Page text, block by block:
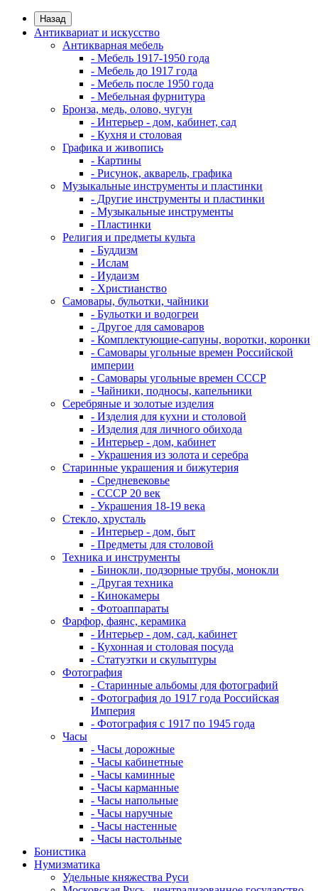
Назад
Антиквариат и искусство
Антикварная мебель
- Мебель 1917-1950 года
- Мебель до 1917 года
- Мебель после 1950 года
- Мебельная фурнитура
Бронза, медь, олово, чугун
- Интерьер - дом, кабинет, сад
- Кухня и столовая
Графика и живопись
- Картины
- Рисунок, акварель, графика
Музыкальные инструменты и пластинки
- Другие инструменты и пластинки
- Музыкальные инструменты
- Пластинки
Религия и предметы культа
- Буддизм
- Ислам
- Иудаизм
- Христианство
Самовары, бульотки, чайники
- Бульотки и водогреи
- Другое для самоваров
- Комплектующие-сапуны, воротки, коронки
- Самовары угольные времен Российской
империи
- Самовары угольные времен СССР
- Чайники, подносы, капельники
Серебряные и золотые изделия
- Изделия для кухни и столовой
- Изделия для личного обихода
- Интерьер - дом, кабинет
- Украшения из золота и серебра
Старинные украшения и бижутерия
- Средневековье
- СССР 20 век
- Украшения 18-19 века
Стекло, хрусталь
- Интерьер - дом, быт
- Предметы для столовой
Техника и инструменты
- Бинокли, подзорные трубы, монокли
- Другая техника
- Кинокамеры
- Фотоаппараты
Фарфор, фаянс, керамика
- Интерьер - дом, сад, кабинет
- Кухонная и столовая посуда
- Статуэтки и скульптуры
Фотография
- Старинные альбомы для фотографий
- Фотография до 1917 года Российская
Империя
- Фотография с 1917 по 1945 года
Часы
- Часы дорожные
- Часы кабинетные
- Часы каминные
- Часы карманные
- Часы напольные
- Часы наручные
- Часы настенные
- Часы настольные
Бонистика
Нумизматика
Удельные княжества Руси